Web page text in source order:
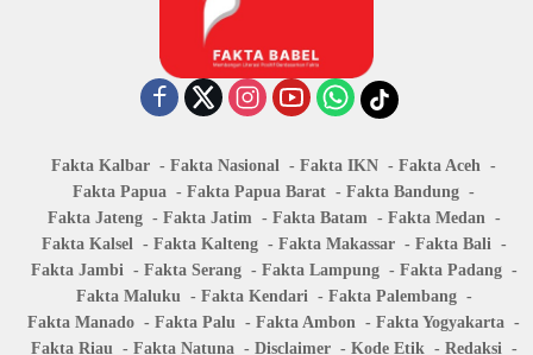
Fakta Kalbar Fakta Nasional Fakta IKN
Fakta Aceh
Fakta Papua
Fakta Papua Barat
Fakta Bandung
Fakta Jateng
Fakta Jatim Fakta Batam
Fakta Medan
Fakta Kalsel
Fakta Kalteng Fakta Makassar
Fakta Bali
Fakta Jambi
Fakta Serang Fakta Lampung
Fakta Padang
Fakta Maluku
Fakta Kendari
Fakta Palembang
Fakta Manado
Fakta Palu Fakta Ambon
Fakta Yogyakarta
Fakta Riau
Fakta Natuna Disclaimer Kode Etik Redaksi